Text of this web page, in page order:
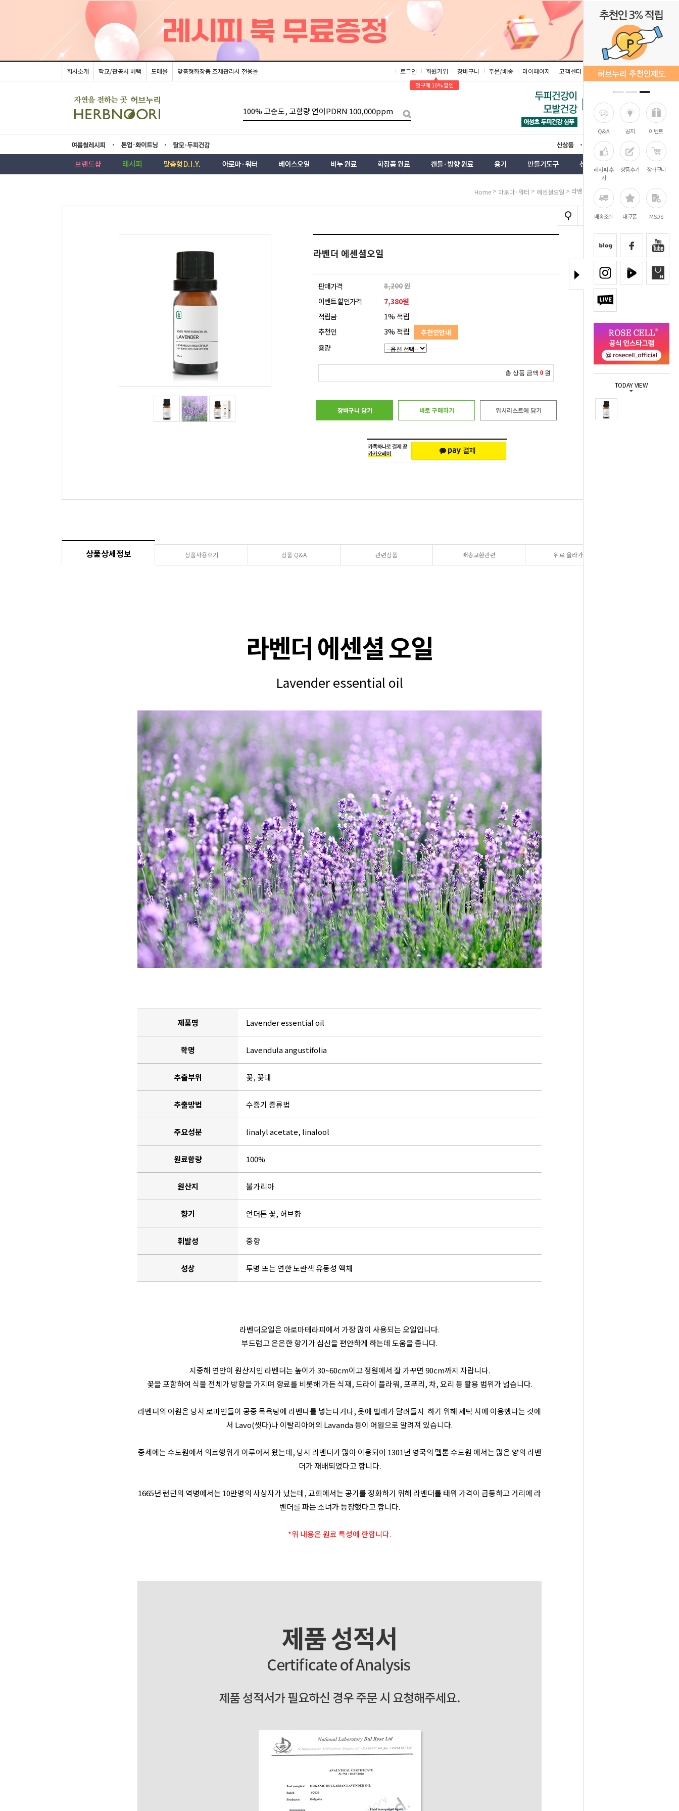
Q&A 공지 이벤트
레시피 후
기
상품후기 장바구니
배송조회 내쿠폰 MSDS
TODAY VIEW
회사소개 학교/관공서 혜택 도매몰 맞춤형화장품 조제관리사 전용몰 로그인
회원가입
▲
첫구매 10% 할인
장바구니 주문/배송 마이페이지 고객센터 즐겨찾기
름레시피 업·화이트닝 모두피건강 상품 벤트
Home > 아로마·워터 > 에센셜오일 > 라벤더 에센셜오일
라벤더 에센셜오일
판매가격 8,200원
이벤트 할인가격
7,380원
적립금
1% 적립
추천인
3% 적립 추천인안내
용량
총 상품 금액 0 원
장바구니 담기 바로 구매하기 위시리스트에 담기
상품상세정보 상품사용후기 상품 Q&A 관련상품 배송교환관련 위로 올라가기
라벤더 에센셜 오일
Lavender essential oil
제품명 Lavender essential oil
학명 Lavendula angustifolia
추출부위 꽃, 꽃대
추출방법 수증기 증류법
주요성분 linalyl acetate, linalool
원료함량 100%
원산지 불가리아
향기 언더톤 꽃, 허브향
휘발성 중향
성상 투명 또는 연한 노란색 유동성 액체
라벤더오일은 아로마테라피에서 가장 많이 사용되는 오일입니다.
부드럽고 은은한 향기가 심신을 편안하게 하는데 도움을 줍니다.
지중해 연안이 원산지인 라벤더는 높이가 30~60cm이고 정원에서 잘 가꾸면 90cm까지 자랍니다.
꽃을 포함하여 식물 전체가 방향을 가지며 향료를 비롯해 가든 식재, 드라이 플라워, 포푸리, 차, 요리 등 활용 범위가 넓습니다.
라벤더의 어원은 당시 로마인들이 공중 목욕탕에 라벤다를 넣는다거나, 옷에 벌레가 달려들지 하기 위해 세탁 시에 이용했다는 것에
서 Lavo(씻다)나 이탈리아어의 Lavanda 등이 어원으로 알려져 있습니다.
중세에는 수도원에서 의료행위가 이루어져 왔는데, 당시 라벤더가 많이 이용되어 1301년 영국의 멜톤 수도원 에서는 많은 양의 라벤
더가 재배되었다고 합니다.
1665년 런던의 역병에서는 10만명의 사상자가 났는데, 교회에서는 공기를 정화하기 위해 라벤더를 태워 가격이 급등하고 거리에 라
벤더를 파는 소녀가 등장했다고 합니다.
*위 내용은 원료 특성에 한합니다.